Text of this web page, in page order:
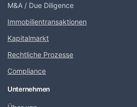
M&A / Due Diligence
Immobilientransaktionen
Kapitalmarkt
Rechtliche Prozesse
Compliance
Unternehmen